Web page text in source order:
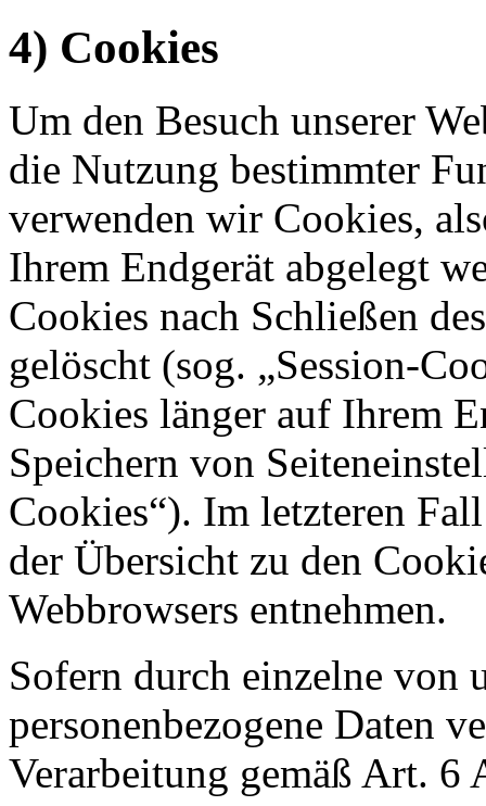
4) Cookies
Um den Besuch unserer
die Nutzung bestimmter
verwenden wir Cookies,
Ihrem Endgerät abgelegt
Cookies nach Schließen
gelöscht (sog. „Session-
Cookies länger auf Ihrem
Speichern von
Cookies“). Im letzteren
der Übersicht zu den
Webbrowsers entnehmen.
Sofern durch einzelne von
personenbezogene Daten
Verarbeitung gemäß Art.